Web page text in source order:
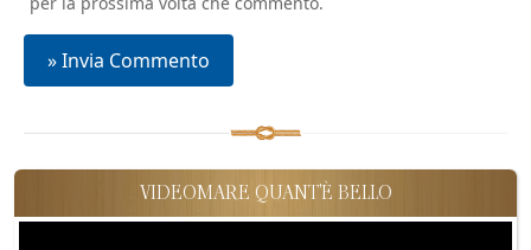
VIDEOMARE QUANT'È BELLO